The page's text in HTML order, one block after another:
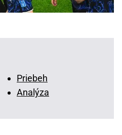
Priebeh
Analýza